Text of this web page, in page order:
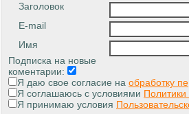
Заголовок
E-mail
Имя
Подписка на новые
коментарии:
Я даю свое согласие на обработку
Я соглашаюсь с условиями
Я принимаю условия